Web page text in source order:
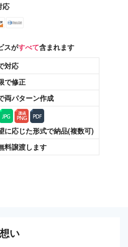
応
スがすべて含まれます
対応
で修正
両パターン作成
に応じた形式で納品(複数可)
料譲渡します
い